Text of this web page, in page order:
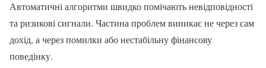
Автоматичні алгоритми швидко помічають невідповідності
та ризикові сигнали. Частина проблем виникає не через сам
дохід, а через помилки або нестабільну фінансову
поведінку.